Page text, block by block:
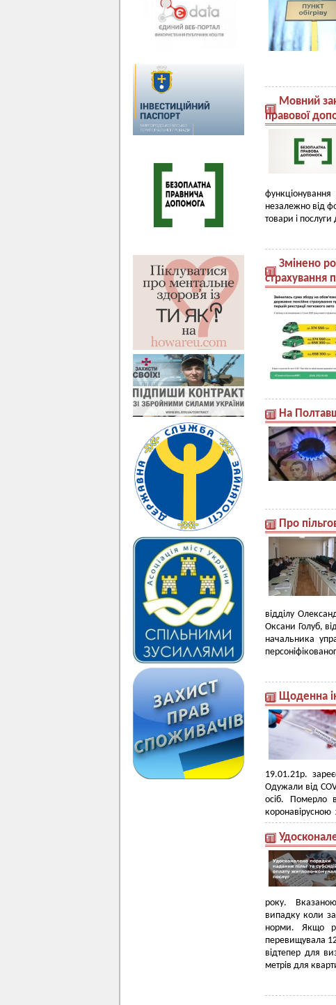
Мовний
правової
незалежно від
товари і
Змінено
страхування
На
Про
відділу
Оксани Голуб,
начальника
Щоденна
19.01.21р.
Одужали від
осіб. Померло
коронавірусною
року. Вказаною
випадку коли
норми. Якщо
перевищувала
відтепер для
метрів для